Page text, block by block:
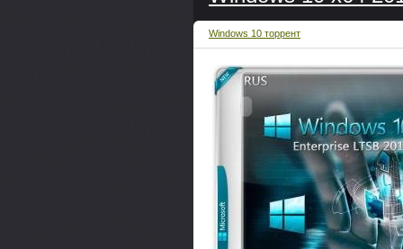
Windows 10 торрент